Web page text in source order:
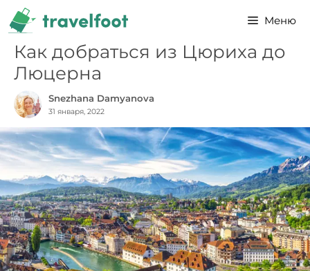
Перейти
содержимому
Меню
Как добраться из Цюриха до
Люцерна
Snezhana Damyanova
31 января, 2022